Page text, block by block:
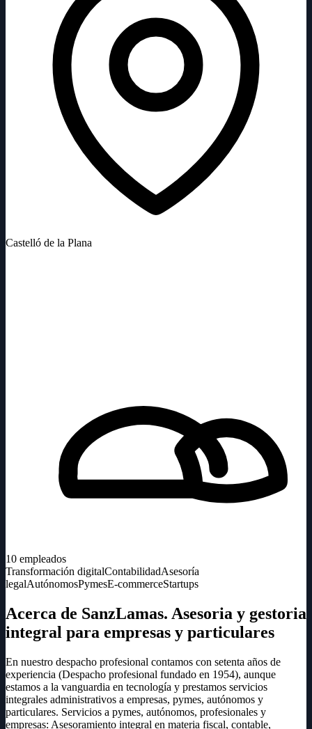
Castelló de la Plana
10 empleados
Transformación digitalContabilidadAsesoría
legalAutónomosPymesE-commerceStartups
Acerca de SanzLamas. Asesoria y gestoria
integral para empresas y particulares
En nuestro despacho profesional contamos con setenta años de
experiencia (Despacho profesional fundado en 1954), aunque
estamos a la vanguardia en tecnología y prestamos servicios
integrales administrativos a empresas, pymes, autónomos y
particulares. Servicios a pymes, autónomos, profesionales y
empresas: Asesoramiento integral en materia fiscal, contable,